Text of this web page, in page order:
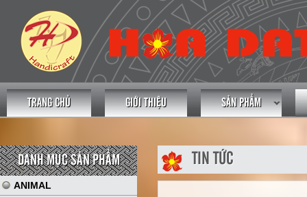
TRANG CHỦ GIỚI THIỆU SẢN PHẨM
DANH MỤC SẢN PHẨM
ANIMAL
TIN TỨC